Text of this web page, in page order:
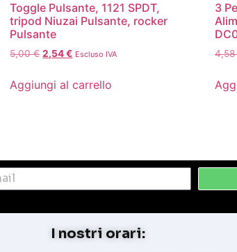
Toggle Pulsante, 1121 SPDT,
tripod Niuzai Pulsante, rocker
Pulsante
5,00€ 2,54€ Escluso IVA
Aggiungi al carrello
3
I nostri orari: